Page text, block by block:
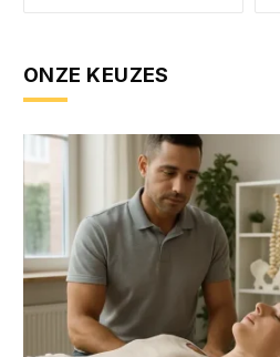
ONZE KEUZES